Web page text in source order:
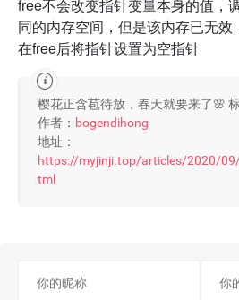
free不会改变指针变量本身的值，
同的内存空间，但是该内存已无
在free后将指针设置为空指针
樱花正含苞待放，春天就要来了🌸
作者： bogendihong
地址：
https://myjinji.top/articles/2020/
tml